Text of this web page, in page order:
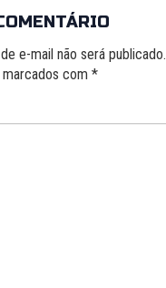
e-mail não será publicado.
com *